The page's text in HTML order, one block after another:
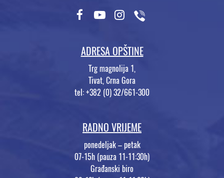
ADRESA OPŠTINE
Trg magnolija 1,
Tivat, Crna Gora
tel: +382 (0) 32/661-300
RADNO VRIJEME
ponedeljak – petak
07-15h (pauza 11-11:30h)
Građanski biro